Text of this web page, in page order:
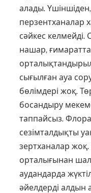
алады. Үшіншіден,
перзентханалар
сәйкес
нашар,
сығылған ауа
бөлімдері жоқ.
босандыру
таппайсыз.
сезімталдықты
зертханалар жоқ.
орталығынан
аудандарда
әйелдерді алдын